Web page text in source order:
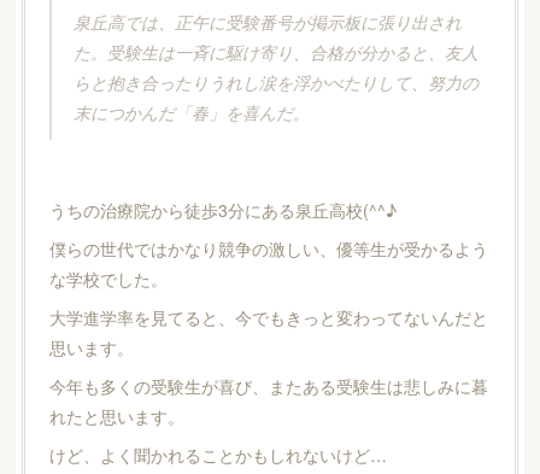
泉丘高では、正午に受験番号が掲示板に張り出され
た。受験生は一斉に駆け寄り、合格が分かると、友人
らと抱き合ったりうれし涙を浮かべたりして、努力の
末につかんだ「春」を喜んだ。
うちの治療院から徒歩3分にある泉丘高校(^^♪
僕らの世代ではかなり競争の激しい、優等生が受かるよう
な学校でした。
大学進学率を見てると、今でもきっと変わってないんだと
思います。
今年も多くの受験生が喜び、またある受験生は悲しみに暮
れたと思います。
けど、よく聞かれることかもしれないけど…